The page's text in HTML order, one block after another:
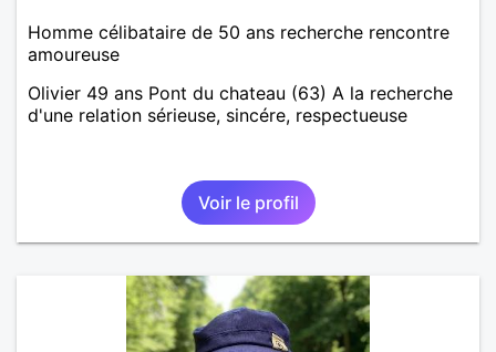
Homme célibataire de 50 ans recherche rencontre
amoureuse
Olivier 49 ans Pont du chateau (63) A la recherche
d'une relation sérieuse, sincére, respectueuse
Voir le profil